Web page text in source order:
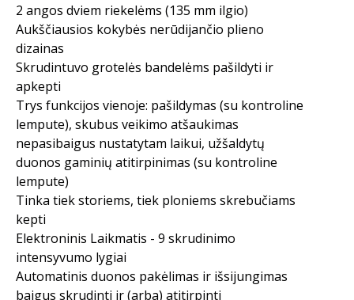
2 angos dviem riekelėms (135 mm ilgio)
Aukščiausios kokybės nerūdijančio plieno
dizainas
Skrudintuvo grotelės bandelėms pašildyti ir
apkepti
Trys funkcijos vienoje: pašildymas (su kontroline
lempute), skubus veikimo atšaukimas
nepasibaigus nustatytam laikui, užšaldytų
duonos gaminių atitirpinimas (su kontroline
lempute)
Tinka tiek storiems, tiek ploniems skrebučiams
kepti
Elektroninis Laikmatis - 9 skrudinimo
intensyvumo lygiai
Automatinis duonos pakėlimas ir išsijungimas
baigus skrudinti ir (arba) atitirpinti